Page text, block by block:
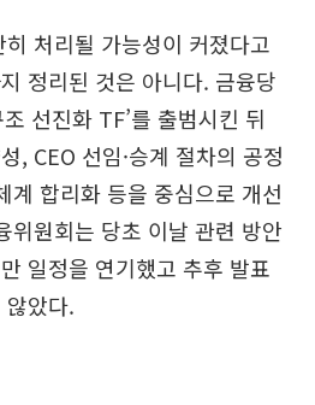
처리될 가능성이 커졌다고
정리된 것은 아니다. 금융당
선진화 TF’를 출범시킨 뒤
, CEO 선임·승계 절차의 공정
계 합리화 등을 중심으로 개선
위원회는 당초 이날 관련 방안
일정을 연기했고 추후 발표
았다.